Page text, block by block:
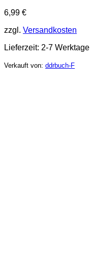
6,99 €
zzgl. Versandkosten
Lieferzeit: 2-7 Werktage
Verkauft von: ddrbuch-F